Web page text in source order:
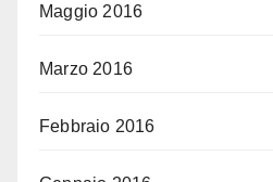
Maggio 2016
Marzo 2016
Febbraio 2016